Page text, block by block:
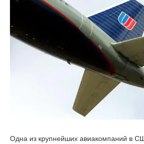
Одна из крупнейших авиакомпаний в